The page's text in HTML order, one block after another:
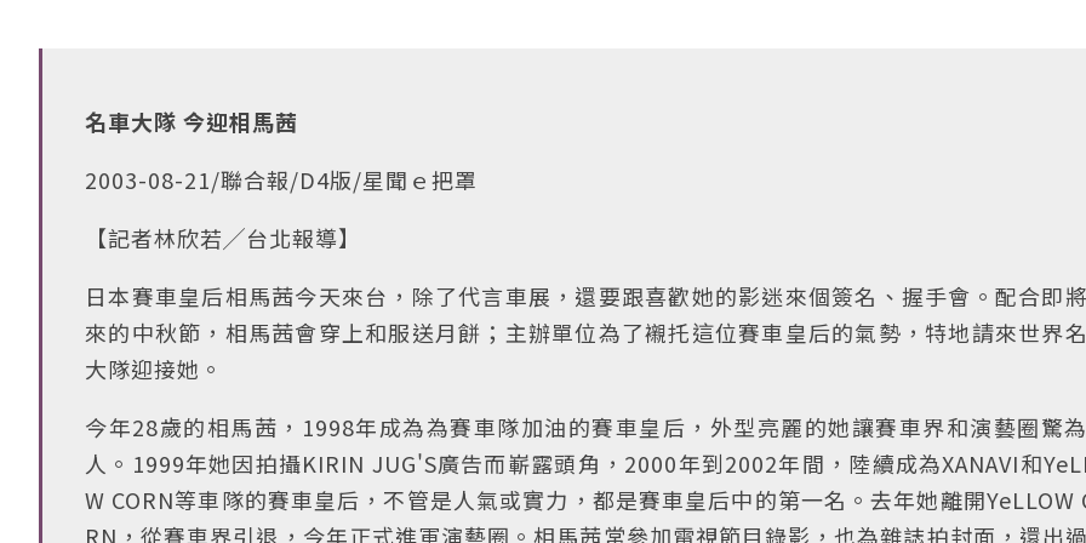
名車大隊 今迎相馬茜
2003-08-21/聯合報/D4版/星聞ｅ把罩
【記者林欣若╱台北報導】
日本賽車皇后相馬茜今天來台，除了代言車展，還要跟喜歡她的影迷來個簽名、握手會。配合即
來的中秋節，相馬茜會穿上和服送月餅；主辦單位為了襯托這位賽車皇后的氣勢，特地請來世界
大隊迎接她。
今年28歲的相馬茜，1998年成為為賽車隊加油的賽車皇后，外型亮麗的她讓賽車界和演藝圈驚
人。1999年她因拍攝KIRIN JUG'S廣告而嶄露頭角，2000年到2002年間，陸續成為XANAVI和
W CORN等車隊的賽車皇后，不管是人氣或實力，都是賽車皇后中的第一名。去年她離開YeLLOW
RN，從賽車界引退，今年正式進軍演藝圈。相馬茜常參加電視節目錄影，也為雜誌拍封面，還出